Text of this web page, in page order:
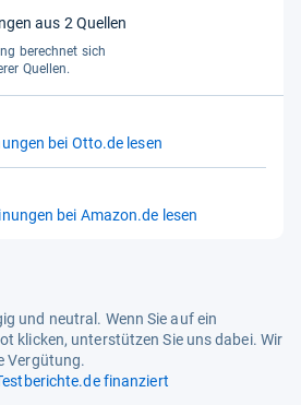
1,2 kg
2020 W
aus 2 Quellen
berechnet sich
Quellen.
bei Otto.de lesen
bei Amazon.de lesen
und neutral. Wenn Sie auf ein
klicken, unterstützen Sie uns dabei. Wir
Vergütung.
finanziert